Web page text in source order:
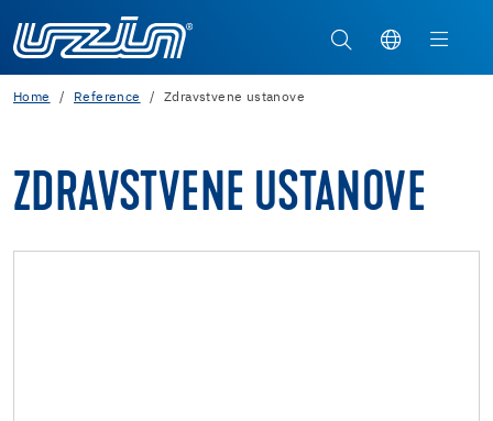
Home Reference Zdravstvene ustanove
ZDRAVSTVENE USTANOVE